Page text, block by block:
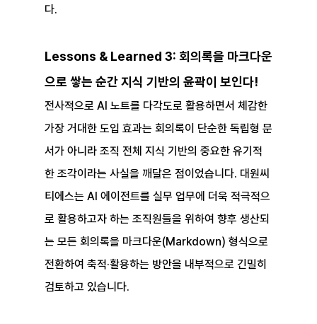
다.
Lessons & Learned 3: 회의록을 마크다운
으로 쌓는 순간 지식 기반의 윤곽이 보인다!
전사적으로 AI 노트를 다각도로 활용하면서 체감한
가장 거대한 도입 효과는 회의록이 단순한 독립형 문
서가 아니라 조직 전체 지식 기반의 중요한 유기적
한 조각이라는 사실을 깨달은 점이었습니다. 대원씨
티에스는 AI 에이전트를 실무 업무에 더욱 적극적으
로 활용하고자 하는 조직원들을 위하여 향후 생산되
는 모든 회의록을 마크다운(Markdown) 형식으로
전환하여 축적·활용하는 방안을 내부적으로 긴밀히
검토하고 있습니다.